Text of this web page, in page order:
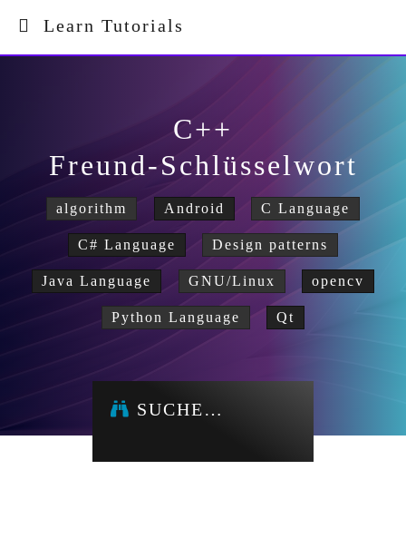
Learn Tutorials
C++
Freund-Schlüsselwort
algorithm Android C Language
C# Language Design patterns
Java Language GNU/Linux opencv
Python Language Qt
SUCHE…